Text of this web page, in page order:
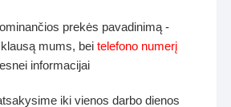
prekės pavadinimą -
mums, beitelefono numerį
informacijai
iki vienos darbo dienos